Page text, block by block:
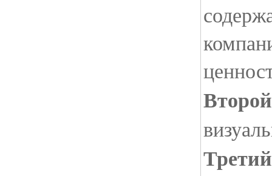
Второй
Третий